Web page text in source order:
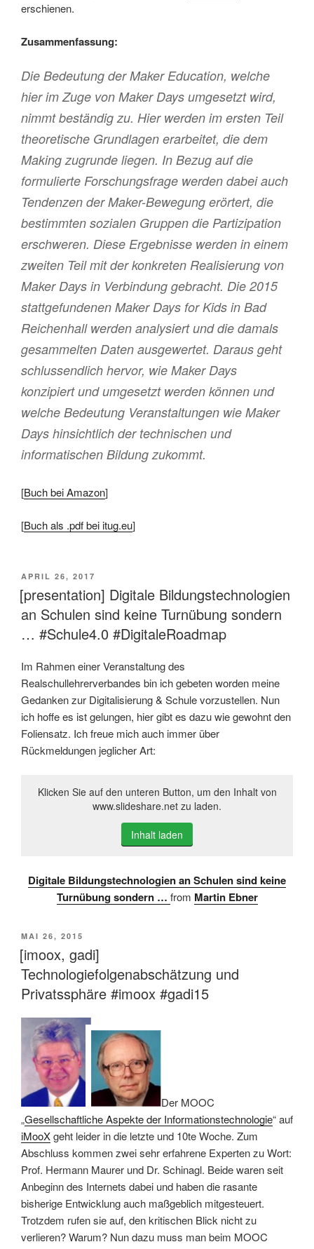
erschienen.
Zusammenfassung:
Die Bedeutung der Maker Education, welche
hier im Zuge von Maker Days umgesetzt wird,
nimmt beständig zu. Hier werden im ersten Teil
theoretische Grundlagen erarbeitet, die dem
Making zugrunde liegen. In Bezug auf die
formulierte Forschungsfrage werden dabei auch
Tendenzen der Maker-Bewegung erörtert, die
bestimmten sozialen Gruppen die Partizipation
erschweren. Diese Ergebnisse werden in einem
zweiten Teil mit der konkreten Realisierung von
Maker Days in Verbindung gebracht. Die 2015
stattgefundenen Maker Days for Kids in Bad
Reichenhall werden analysiert und die damals
gesammelten Daten ausgewertet. Daraus geht
schlussendlich hervor, wie Maker Days
konzipiert und umgesetzt werden können und
welche Bedeutung Veranstaltungen wie Maker
Days hinsichtlich der technischen und
informatischen Bildung zukommt.
[Buch bei Amazon]
[Buch als .pdf bei itug.eu]
VERÖFFENTLICHT
AM
APRIL 26, 2017
[presentation] Digitale Bildungstechnologien
an Schulen sind keine Turnübung sondern
… #Schule4.0 #DigitaleRoadmap
Im Rahmen einer Veranstaltung des
Realschullehrerverbandes bin ich gebeten worden meine
Gedanken zur Digitalisierung & Schule vorzustellen. Nun
ich hoffe es ist gelungen, hier gibt es dazu wie gewohnt den
Foliensatz. Ich freue mich auch immer über
Rückmeldungen jeglicher Art:
Klicken Sie auf den unteren Button, um den Inhalt von
www.slideshare.net zu laden.
Inhalt laden
Digitale Bildungstechnologien an Schulen sind keine
Turnübung sondern … from Martin Ebner
VERÖFFENTLICHT
AM
MAI 26, 2015
[imoox, gadi]
Technologiefolgenabschätzung und
Privatssphäre #imoox #gadi15
Der MOOC
„Gesellschaftliche Aspekte der Informationstechnologie“ auf
iMooXgeht leider in die letzte und 10te Woche. Zum
Abschluss kommen zwei sehr erfahrene Experten zu Wort:
Prof. Hermann Maurer und Dr. Schinagl. Beide waren seit
Anbeginn des Internets dabei und haben die rasante
bisherige Entwicklung auch maßgeblich mitgesteuert.
Trotzdem rufen sie auf, den kritischen Blick nicht zu
verlieren? Warum? Nun dazu muss man beim MOOC